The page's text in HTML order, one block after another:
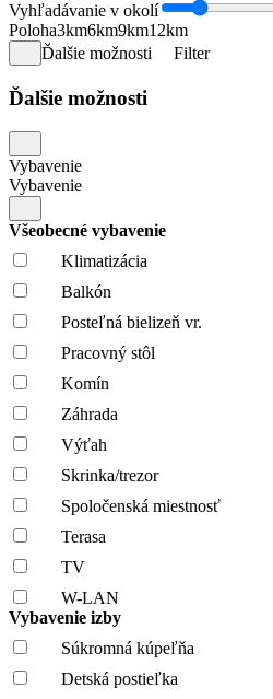
Vyhľadávanie v okolí
Poloha3km6km9km12km
Ďalšie možnosti
Filter
Ďalšie možnosti
Vybavenie
Vybavenie
Všeobecné vybavenie
Klimatizácia
Balkón
Posteľná bielizeň vr.
Pracovný stôl
Komín
Záhrada
Výťah
Skrinka/trezor
Spoločenská miestnosť
Terasa
TV
W-LAN
Vybavenie izby
Súkromná kúpeľňa
Detská postieľka